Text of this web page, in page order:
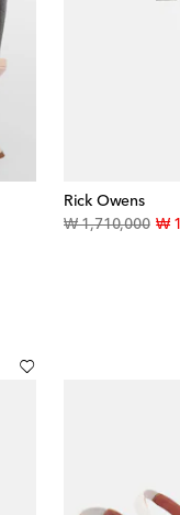
Rick Owens
₩ 1,710,000 ₩